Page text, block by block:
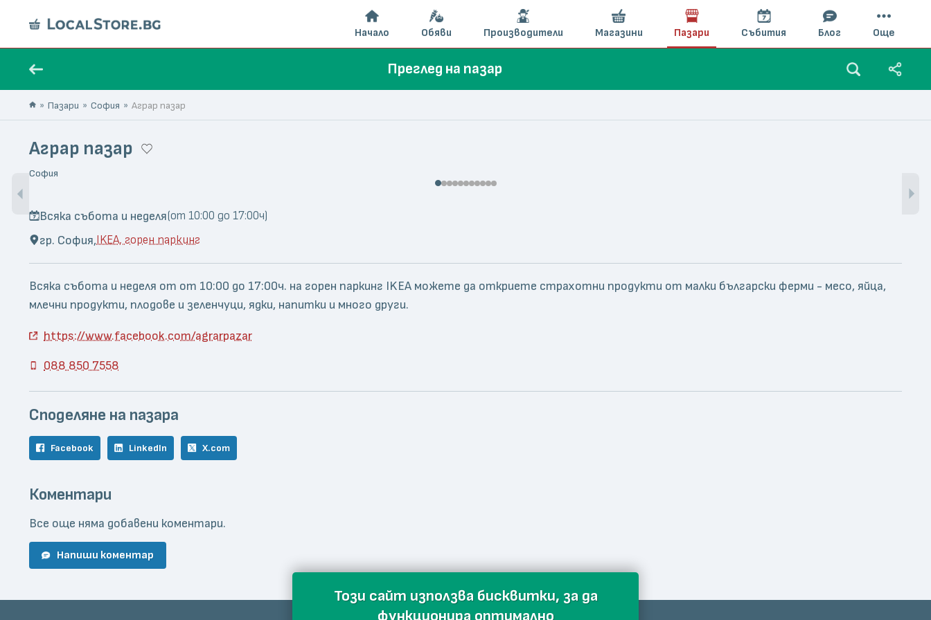
Преглед на пазар
Пазари София Аграр пазар
Аграр пазар
София
Всяка събота и неделя(от 10:00 до 17:00ч)
гр. София,IKEA, горен паркинг
Всяка събота и неделя от от 10:00 до 17:00ч. на горен паркинг IKEA можете да откриете страхотни продукти от малки български ферми - месо, яйца,
млечни продукти, плодове и зеленчуци, ядки, напитки и много други.
https://www.facebook.com/agrarpazar
088 850 7558
Споделяне на пазара
Facebook LinkedIn X.com
Коментари
Все още няма добавени коментари.
Напиши коментар
Начало Обяви Производители Магазини Пазари Събития Блог Още
Този сайт използва бисквитки, за да
функционира оптимално